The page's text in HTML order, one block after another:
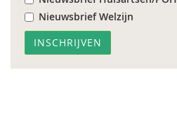
Nieuwsbrief Welzijn